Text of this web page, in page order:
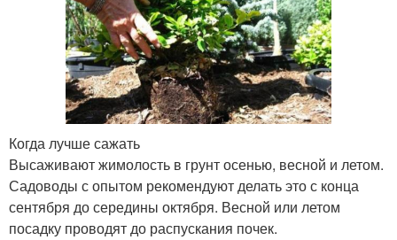
Когда лучше сажать
Высаживают жимолость в грунт осенью, весной и летом.
Садоводы с опытом рекомендуют делать это с конца
сентября до середины октября. Весной или летом
посадку проводят до распускания почек.